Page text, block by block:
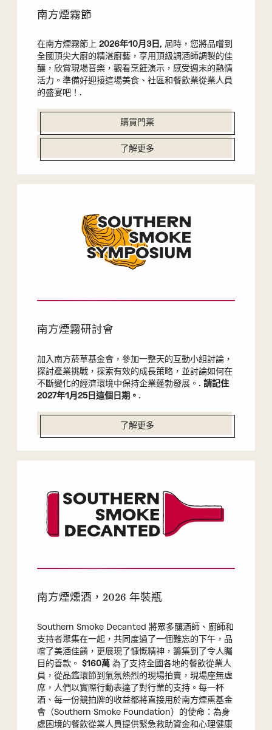
南方煙霧節
在南方煙霧節上 2026年10月3日 , 屆時，您將品嚐到
全國頂尖大廚的精湛廚藝，享用頂級調酒師調製的佳
釀，欣賞現場音樂，觀看烹飪演示，感受週末的熱情
活力。準備好迎接這場美食、社區和餐飲業從業人員
的盛宴吧！.
購買門票
了解更多
南方煙霧研討會
加入南方菸草基金會，參加一整天的互動小組討論，
探討產業挑戰，探索有效的成長策略，並討論如何在
不斷變化的經濟環境中保持企業蓬勃發展。. 請記住
2027年1月25日這個日期。 .
了解更多
南方煙燻酒，2026 年裝瓶
Southern Smoke Decanted 將眾多釀酒師、廚師和
支持者聚集在一起，共同度過了一個難忘的下午，品
嚐了美酒佳餚，更展現了慷慨精神，籌集到了令人矚
目的善款。 $160萬為了支持全國各地的餐飲從業人
員，從品鑑環節到氣氛熱烈的現場拍賣，現場座無虛
席，人們以實際行動表達了對行業的支持。每一杯
酒、每一份競拍牌的收益都將直接用於南方煙熏基金
會（Southern Smoke Foundation）的使命：為身
處困境的餐飲從業人員提供緊急救助資金和心理健康